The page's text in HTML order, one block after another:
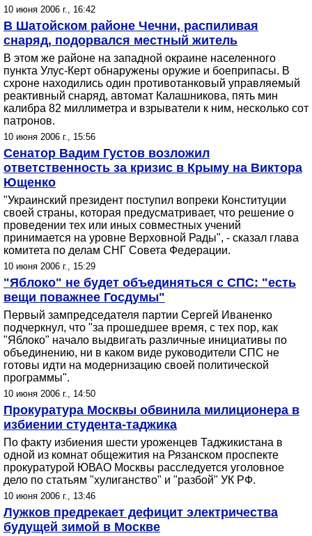
10 июня 2006 г., 16:42
В Шатойском районе Чечни, распиливая
снаряд, подорвался местный житель
В этом же районе на западной окраине населенного
пункта Улус-Керт обнаружены оружие и боеприпасы. В
схроне находились один противотанковый управляемый
реактивный снаряд, автомат Калашникова, пять мин
калибра 82 миллиметра и взрыватели к ним, несколько сот
патронов.
10 июня 2006 г., 15:56
Сенатор Вадим Густов возложил
ответственность за кризис в Крыму на Виктора
Ющенко
"Украинский президент поступил вопреки Конституции
своей страны, которая предусматривает, что решение о
проведении тех или иных совместных учений
принимается на уровне Верховной Рады", - сказал глава
комитета по делам СНГ Совета Федерации.
10 июня 2006 г., 15:29
"Яблоко" не будет объединяться с СПС: "есть
вещи поважнее Госдумы"
Первый зампредседателя партии Сергей Иваненко
подчеркнул, что "за прошедшее время, с тех пор, как
"Яблоко" начало выдвигать различные инициативы по
объединению, ни в каком виде руководители СПС не
готовы идти на модернизацию своей политической
программы".
10 июня 2006 г., 14:50
Прокуратура Москвы обвинила милиционера в
избиении студента-таджика
По факту избиения шести уроженцев Таджикистана в
одной из комнат общежития на Рязанском проспекте
прокуратурой ЮВАО Москвы расследуется уголовное
дело по статьям "хулиганство" и "разбой" УК РФ.
10 июня 2006 г., 13:46
Лужков предрекает дефицит электричества
будущей зимой в Москве